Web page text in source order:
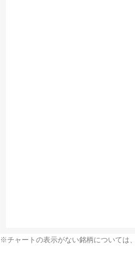
※チャートの表示がない銘柄については